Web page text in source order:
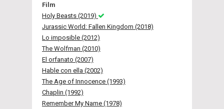
Film
Holy Beasts (2019)
Jurassic World: Fallen Kingdom (2018)
Lo imposible (2012)
The Wolfman (2010)
El orfanato (2007)
Hable con ella (2002)
The Age of Innocence (1993)
Chaplin (1992)
Remember My Name (1978)